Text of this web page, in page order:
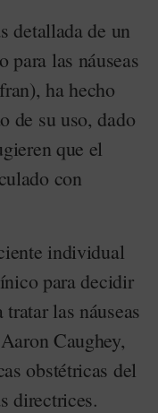
detallada de un
para las náuseas
ha hecho
de su uso, dado
que el
con
individual
para decidir
las náuseas
Caughey,
obstétricas del
directrices.